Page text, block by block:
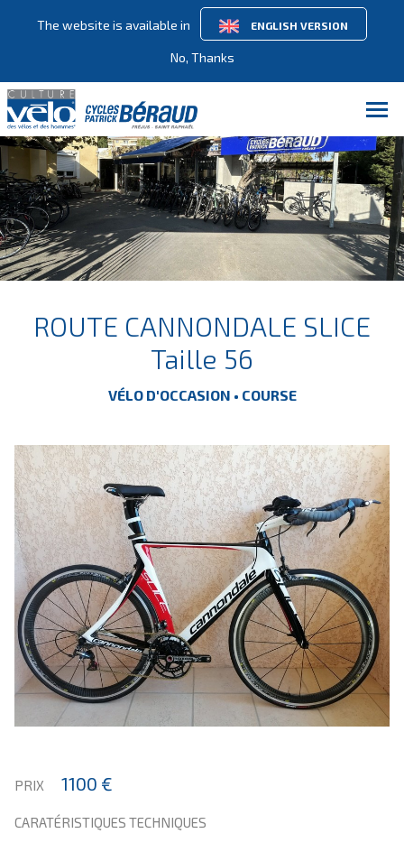
The website is available in ENGLISH VERSION
No, Thanks
ROUTE CANNONDALE SLICE
Taille 56
VÉLO D'OCCASION • COURSE
PRIX 1100 €
CARATÉRISTIQUES TECHNIQUES